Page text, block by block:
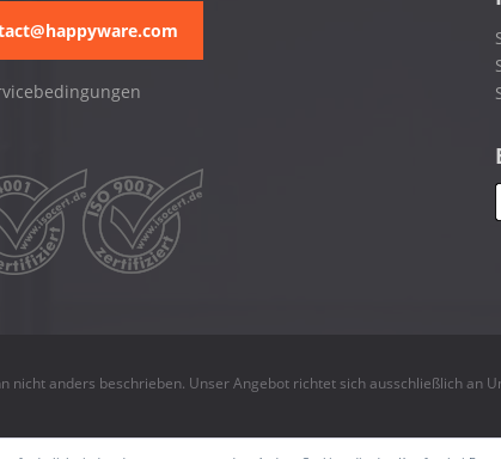
nicht anders beschrieben. Unser Angebot richtet sich ausschließlich an